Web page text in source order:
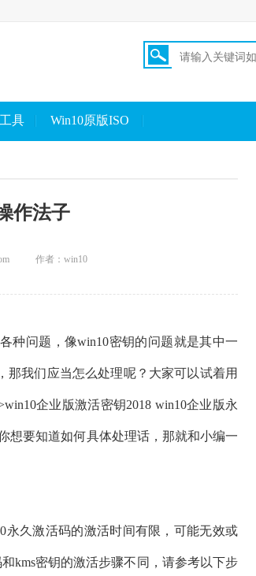
具 Win10原版ISO
作法子
作者：win10
种问题，像win10密钥的问题就是其中一
那我们应当怎么处理呢？大家可以试着用
企业版激活密钥2018 win10企业版永
想要知道如何具体处理话，那就和小编一
永久激活码的激活时间有限，可能无效或
kms密钥的激活步骤不同，请参考以下步